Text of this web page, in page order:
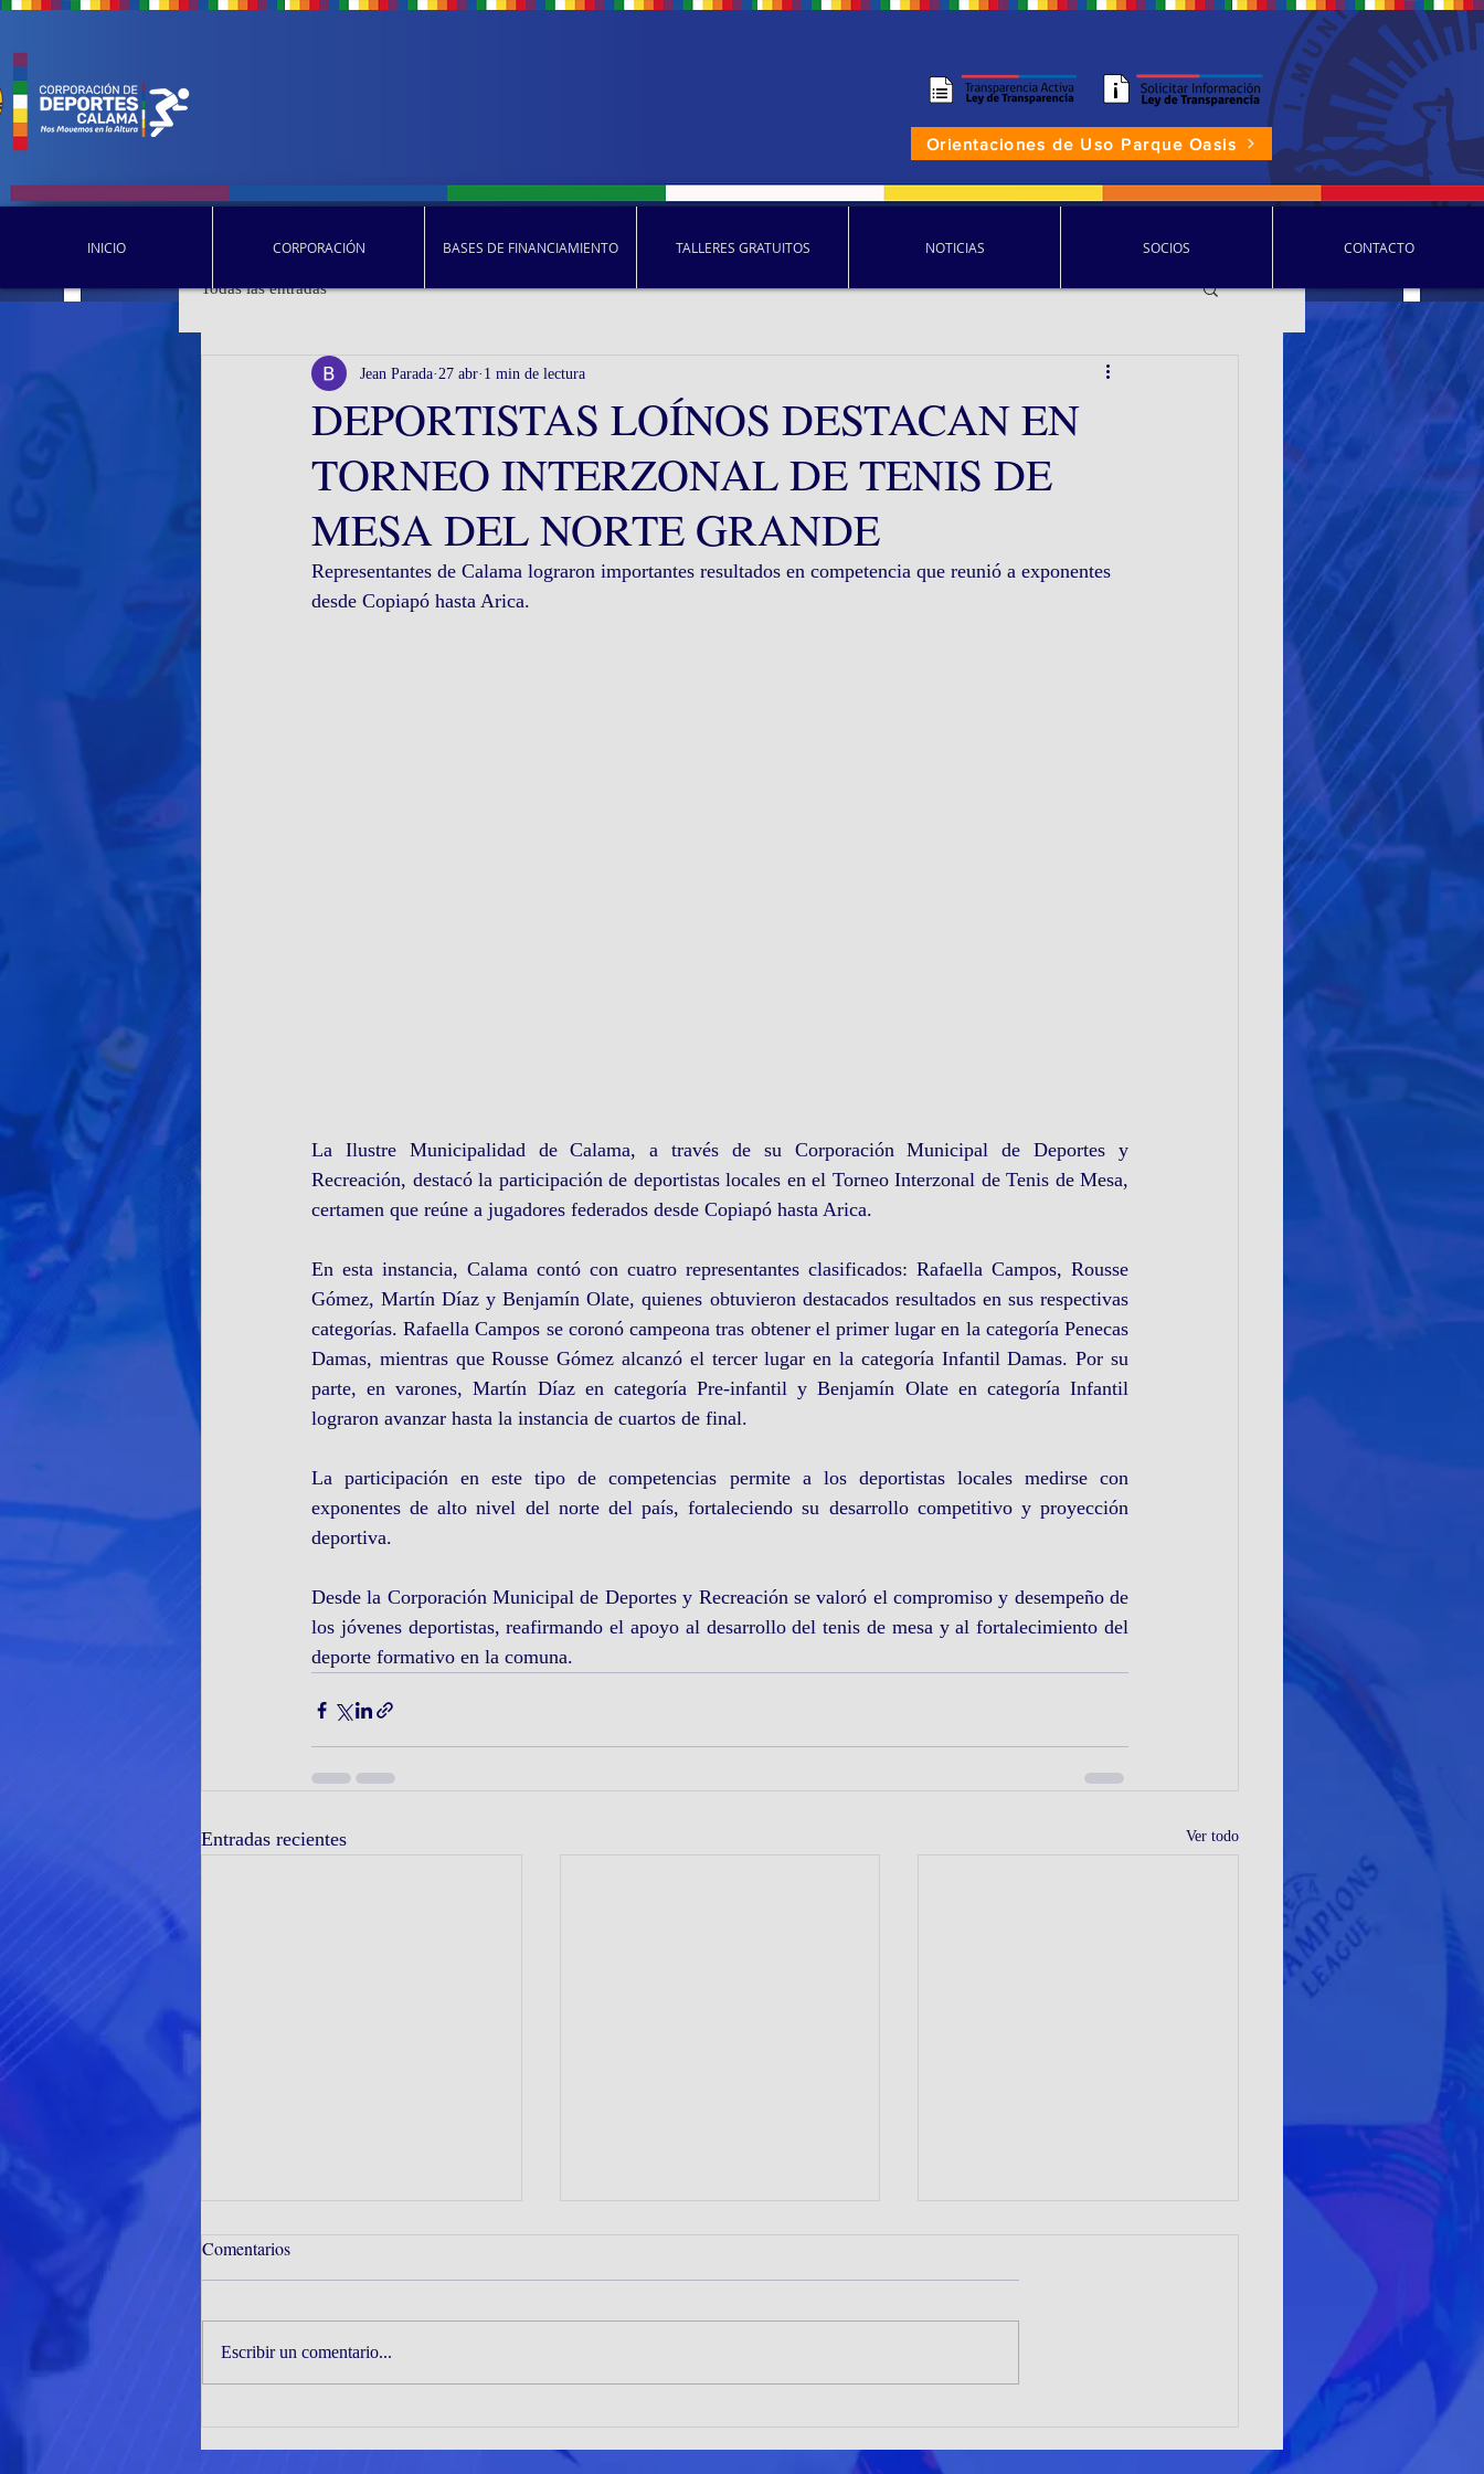
Orientaciones de Uso Parque Oasis
Todas las entradas
DEPORTISTAS LOÍNOS DESTACAN EN
TORNEO INTERZONAL DE TENIS DE
MESA DEL NORTE GRANDE
Jean Parada 27 abr 1 min de lectura
Representantes de Calama lograron importantes resultados en competencia que reunió a exponentes
desde Copiapó hasta Arica.
La Ilustre Municipalidad de Calama, a través de su Corporación Municipal de Deportes y
Recreación, destacó la participación de deportistas locales en el Torneo Interzonal de Tenis de Mesa,
certamen que reúne a jugadores federados desde Copiapó hasta Arica.
En esta instancia, Calama contó con cuatro representantes clasificados: Rafaella Campos, Rousse
Gómez, Martín Díaz y Benjamín Olate, quienes obtuvieron destacados resultados en sus respectivas
categorías. Rafaella Campos se coronó campeona tras obtener el primer lugar en la categoría Penecas
Damas, mientras que Rousse Gómez alcanzó el tercer lugar en la categoría Infantil Damas. Por su
parte, en varones, Martín Díaz en categoría Pre-infantil y Benjamín Olate en categoría Infantil
lograron avanzar hasta la instancia de cuartos de final.
La participación en este tipo de competencias permite a los deportistas locales medirse con
exponentes de alto nivel del norte del país, fortaleciendo su desarrollo competitivo y proyección
deportiva.
Desde la Corporación Municipal de Deportes y Recreación se valoró el compromiso y desempeño de
los jóvenes deportistas, reafirmando el apoyo al desarrollo del tenis de mesa y al fortalecimiento del
deporte formativo en la comuna.
Entradas recientes Ver todo
CORMUDEP DESTACAN EN
DESTACAN EN LA RUTA
brillan en Vallenar y proyectan a
Comentarios
Escribir un comentario...
INICIO CORPORACIÓN BASES DE FINANCIAMIENTO TALLERES GRATUITOS NOTICIAS SOCIOS CONTACTO